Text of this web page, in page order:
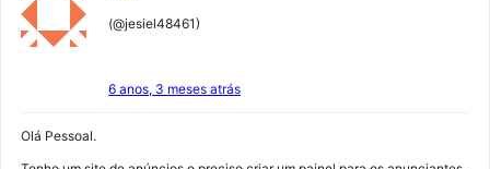
(@jesiel48461)
6 anos, 3 meses atrás
Olá Pessoal.